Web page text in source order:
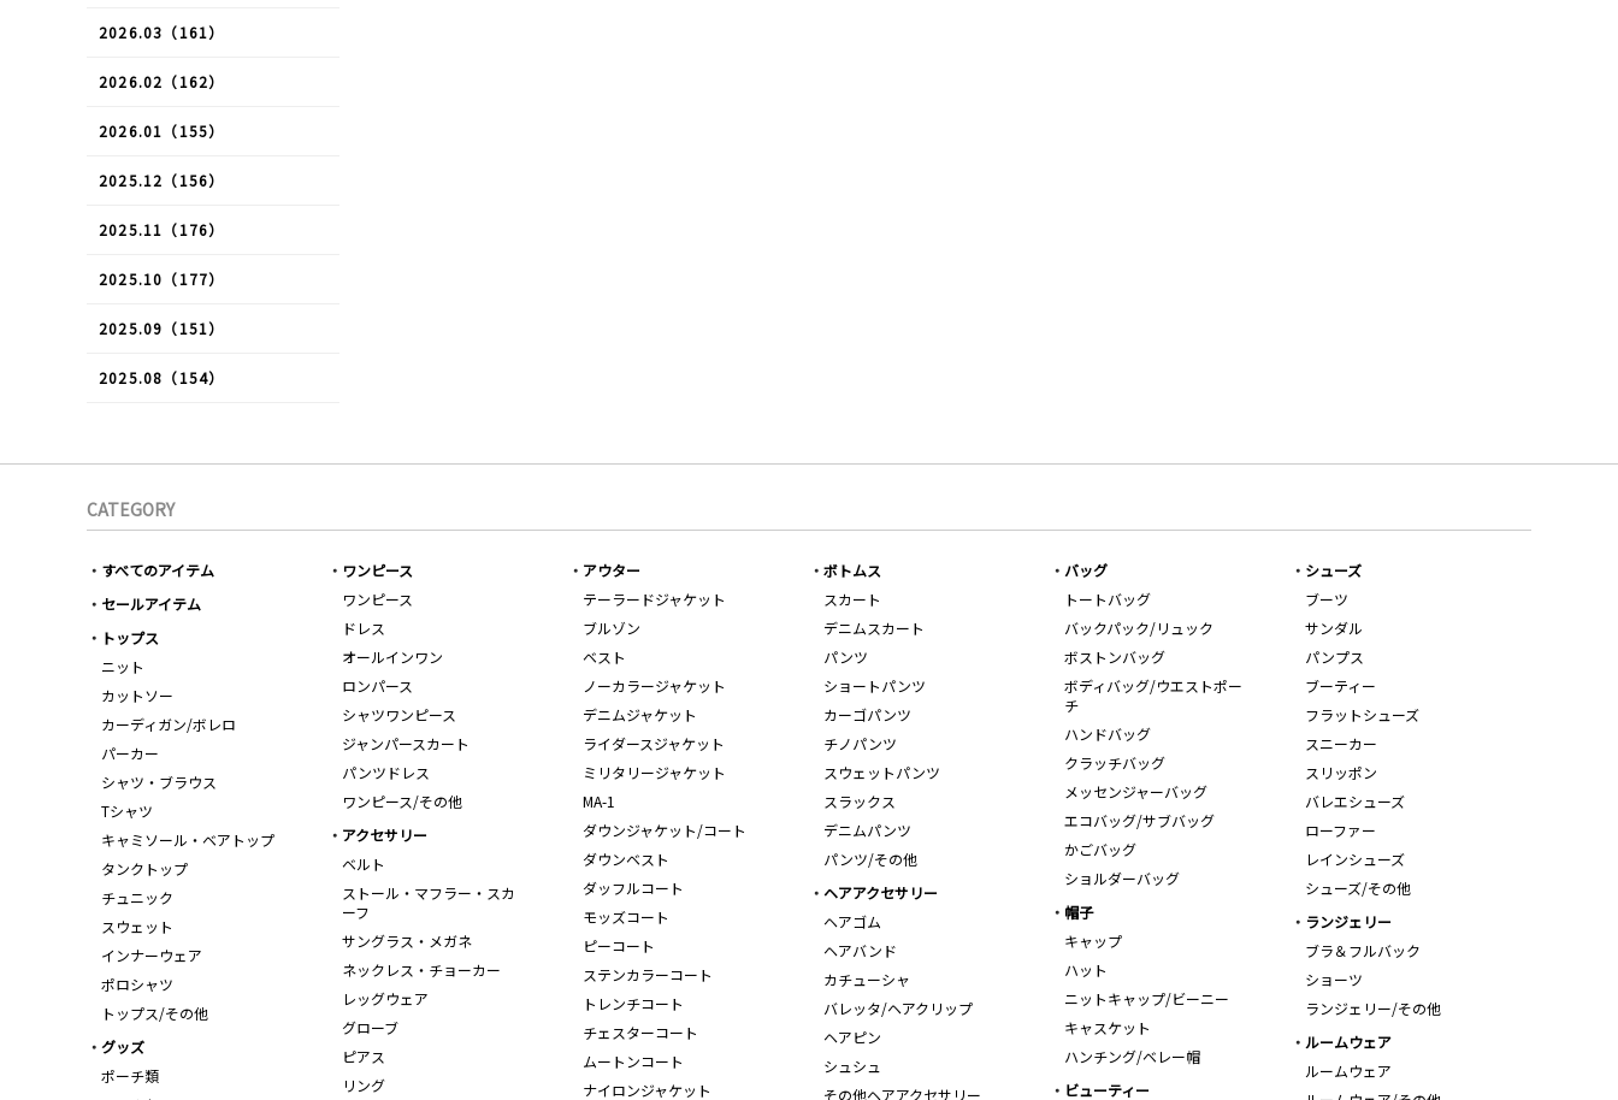
2026.03（161）
2026.02（162）
2026.01（155）
2025.12（156）
2025.11（176）
2025.10（177）
2025.09（151）
2025.08（154）
CATEGORY
すべてのアイテム
セールアイテム
トップス
ニット
カットソー
カーディガン/ボレロ
パーカー
シャツ・ブラウス
Tシャツ
キャミソール・ベアトップ
タンクトップ
チュニック
スウェット
インナーウェア
ポロシャツ
トップス/その他
ワンピース
ワンピース
ドレス
オールインワン
ロンパース
シャツワンピース
ジャンパースカート
パンツドレス
ワンピース/その他
アウター
テーラードジャケット
ブルゾン
ベスト
ノーカラージャケット
デニムジャケット
ライダースジャケット
ミリタリージャケット
MA-1
ダウンジャケット/コート
ダウンベスト
ダッフルコート
モッズコート
ピーコート
ステンカラーコート
トレンチコート
チェスターコート
ムートンコート
ナイロンジャケット
ボトムス
スカート
デニムスカート
パンツ
ショートパンツ
カーゴパンツ
チノパンツ
スウェットパンツ
スラックス
デニムパンツ
パンツ/その他
バッグ
トートバッグ
バックパック/リュック
ボストンバッグ
ボディバッグ/ウエストポー
チ
ハンドバッグ
クラッチバッグ
メッセンジャーバッグ
エコバッグ/サブバッグ
かごバッグ
ショルダーバッグ
シューズ
ブーツ
サンダル
パンプス
ブーティー
フラットシューズ
スニーカー
スリッポン
バレエシューズ
ローファー
レインシューズ
シューズ/その他
アクセサリー
ベルト
ストール・マフラー・スカ
ーフ
サングラス・メガネ
ネックレス・チョーカー
レッグウェア
グローブ
ピアス
リング
ヘアアクセサリー
ヘアゴム
ヘアバンド
カチューシャ
バレッタ/ヘアクリップ
ヘアピン
シュシュ
その他ヘアアクセサリー
帽子
キャップ
ハット
ニットキャップ/ビーニー
キャスケット
ハンチング/ベレー帽
ランジェリー
ブラ＆フルバック
ショーツ
ランジェリー/その他
ルームウェア
ルームウェア
グッズ
ポーチ類
ビューティー